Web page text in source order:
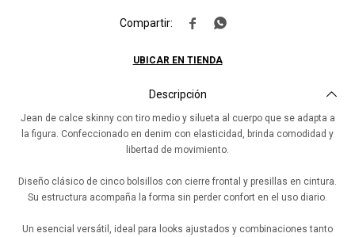
 
UBICAR EN TIENDA
Descripción
Jean de calce skinny con tiro medio y silueta al cuerpo que se adapta a
la figura. Confeccionado en denim con elasticidad, brinda comodidad y
libertad de movimiento.
Diseño clásico de cinco bolsillos con cierre frontal y presillas en cintura.
Su estructura acompaña la forma sin perder confort en el uso diario.
Un esencial versátil, ideal para looks ajustados y combinaciones tanto